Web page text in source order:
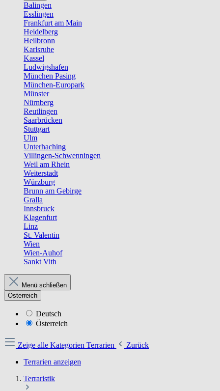
Balingen
Esslingen
Frankfurt am Main
Heidelberg
Heilbronn
Karlsruhe
Kassel
Ludwigshafen
München Pasing
München-Europark
Münster
Nürnberg
Reutlingen
Saarbrücken
Stuttgart
Ulm
Unterhaching
Villingen-Schwenningen
Weil am Rhein
Weiterstadt
Würzburg
Brunn am Gebirge
Gralla
Innsbruck
Klagenfurt
Linz
St. Valentin
Wien
Wien-Auhof
Sankt Vith
Menü schließen
Österreich
Deutsch
Österreich
Zeige alle Kategorien Terrarien
Zurück
Terrarien anzeigen
Terraristik